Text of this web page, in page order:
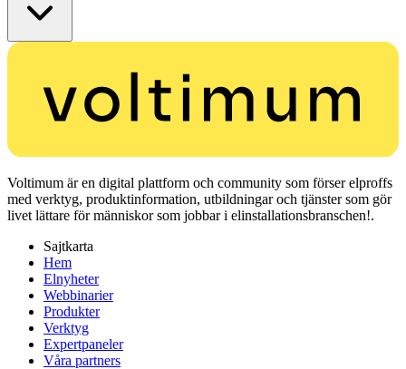
Voltimum är en digital plattform och community som förser elproffs
med verktyg, produktinformation, utbildningar och tjänster som gör
livet lättare för människor som jobbar i elinstallationsbranschen!.
Sajtkarta
Hem
Elnyheter
Webbinarier
Produkter
Verktyg
Expertpaneler
Våra partners